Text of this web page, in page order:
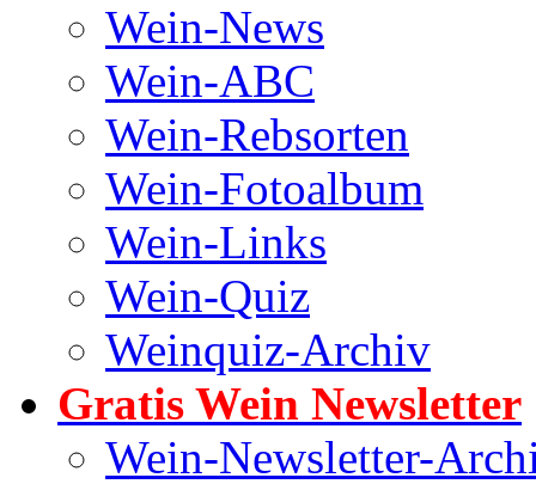
Wein-News
Wein-ABC
Wein-Rebsorten
Wein-Fotoalbum
Wein-Links
Wein-Quiz
Weinquiz-Archiv
Gratis Wein Newsletter
Wein-Newsletter-